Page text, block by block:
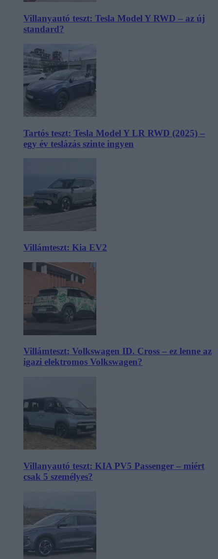
Villanyautó teszt: Tesla Model Y RWD – az új
standard?
Tartós teszt: Tesla Model Y LR RWD (2025) –
egy év teslázás szinte ingyen
Villámteszt: Kia EV2
Villámteszt: Volkswagen ID. Cross – ez lenne az
igazi elektromos Volkswagen?
Villanyautó teszt: KIA PV5 Passenger – miért
csak 5 személyes?